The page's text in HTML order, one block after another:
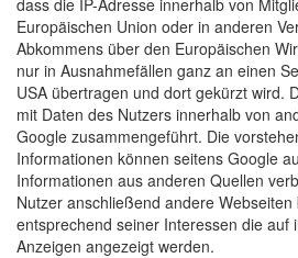
dass die IP-Adresse innerhalb von
Europäischen Union oder in anderen
Abkommens über den Europäischen
nur in Ausnahmefällen ganz an einen
USA übertragen und dort gekürzt wird.
mit Daten des Nutzers innerhalb von
Google zusammengeführt. Die
Informationen können seitens Google
Informationen aus anderen Quellen
Nutzer anschließend andere
entsprechend seiner Interessen die auf
Anzeigen angezeigt werden.